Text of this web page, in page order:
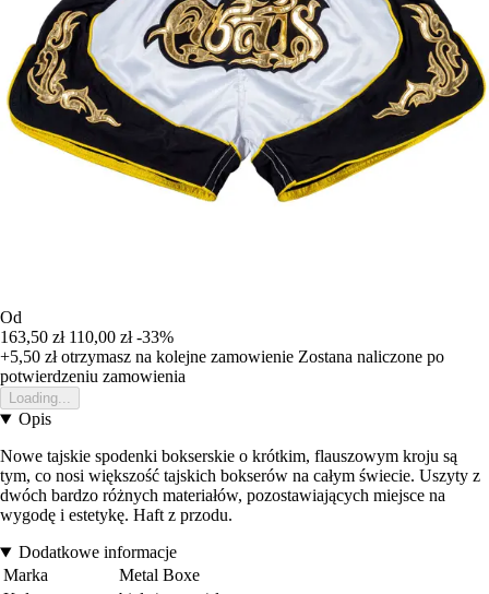
Od
163,50 zł 110,00 zł -33%
+5,50 złotrzymasz na kolejne zamowienie Zostana naliczone po
potwierdzeniu zamowienia
Loading...
Opis
Nowe tajskie spodenki bokserskie o krótkim, flauszowym kroju są
tym, co nosi większość tajskich bokserów na całym świecie. Uszyty z
dwóch bardzo różnych materiałów, pozostawiających miejsce na
wygodę i estetykę. Haft z przodu.
Dodatkowe informacje
Marka
Metal Boxe